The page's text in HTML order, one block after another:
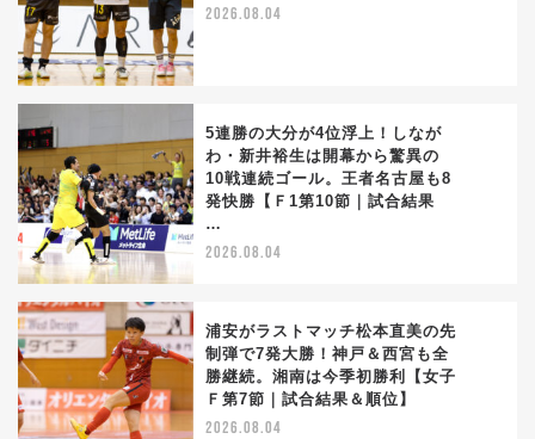
2026.08.04
5連勝の大分が4位浮上！しなが
わ・新井裕生は開幕から驚異の
10戦連続ゴール。王者名古屋も8
発快勝【Ｆ1第10節｜試合結果
…
2026.08.04
浦安がラストマッチ松本直美の先
制弾で7発大勝！神戸＆西宮も全
勝継続。湘南は今季初勝利【女子
Ｆ第7節｜試合結果＆順位】
2026.08.04